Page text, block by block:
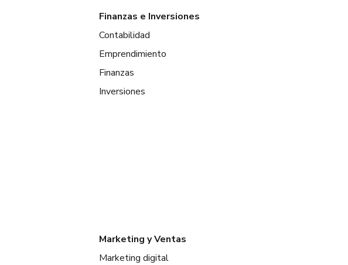
Finanzas e Inversiones
Contabilidad
Emprendimiento
Finanzas
Inversiones
Marketing y Ventas
Marketing digital